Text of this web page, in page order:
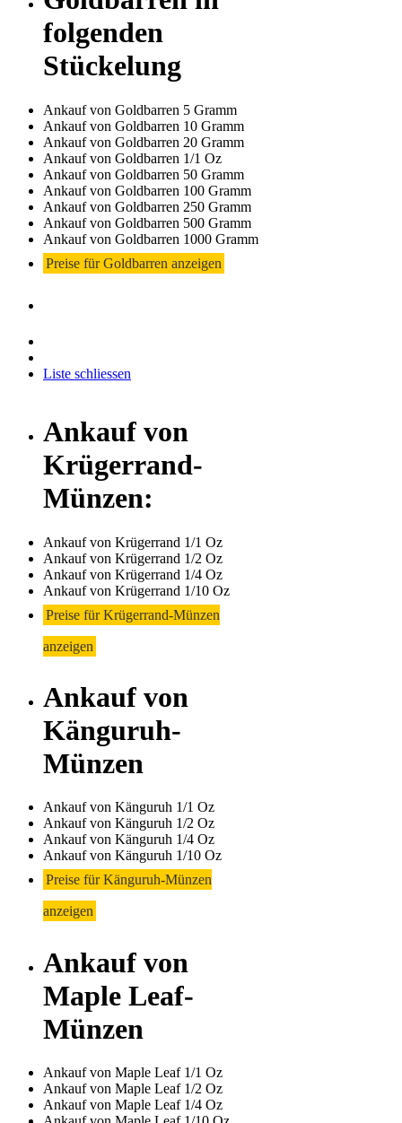
folgenden
Stückelung
Ankauf von Goldbarren 5 Gramm
Ankauf von Goldbarren 10 Gramm
Ankauf von Goldbarren 20 Gramm
Ankauf von Goldbarren 1/1 Oz
Ankauf von Goldbarren 50 Gramm
Ankauf von Goldbarren 100 Gramm
Ankauf von Goldbarren 250 Gramm
Ankauf von Goldbarren 500 Gramm
Ankauf von Goldbarren 1000 Gramm
Preise für Goldbarren anzeigen
Liste schliessen
Ankauf von
Krügerrand-
Münzen:
Ankauf von Krügerrand 1/1 Oz
Ankauf von Krügerrand 1/2 Oz
Ankauf von Krügerrand 1/4 Oz
Ankauf von Krügerrand 1/10 Oz
Preise für Krügerrand-Münzen
anzeigen
Ankauf von
Känguruh-
Münzen
Ankauf von Känguruh 1/1 Oz
Ankauf von Känguruh 1/2 Oz
Ankauf von Känguruh 1/4 Oz
Ankauf von Känguruh 1/10 Oz
Preise für Känguruh-Münzen
anzeigen
Ankauf von
Maple Leaf-
Münzen
Ankauf von Maple Leaf 1/1 Oz
Ankauf von Maple Leaf 1/2 Oz
Ankauf von Maple Leaf 1/4 Oz